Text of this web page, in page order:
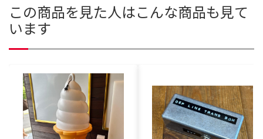
この商品を見た人はこんな商品も見て
います